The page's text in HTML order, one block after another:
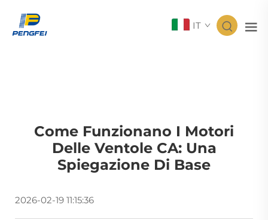
IT
Come Funzionano I Motori
Delle Ventole CA: Una
Spiegazione Di Base
2026-02-19 11:15:36